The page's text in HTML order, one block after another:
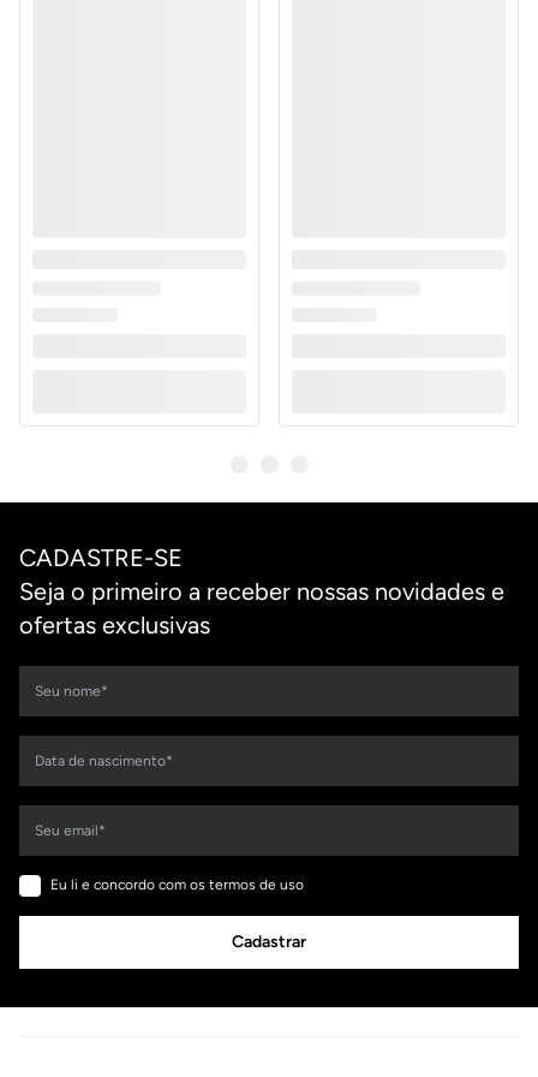
CADASTRE-SE
Seja o primeiro a receber nossas novidades e
ofertas exclusivas
Eu li e concordo com os termos de uso
Cadastrar